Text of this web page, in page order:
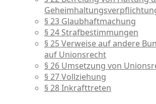
§ 23 Glaubhaftmachung
§ 24 Strafbestimmungen
§ 25 Verweise auf andere
auf Unionsrecht
§ 26 Umsetzung von
§ 27 Vollziehung
§ 28 Inkrafttreten